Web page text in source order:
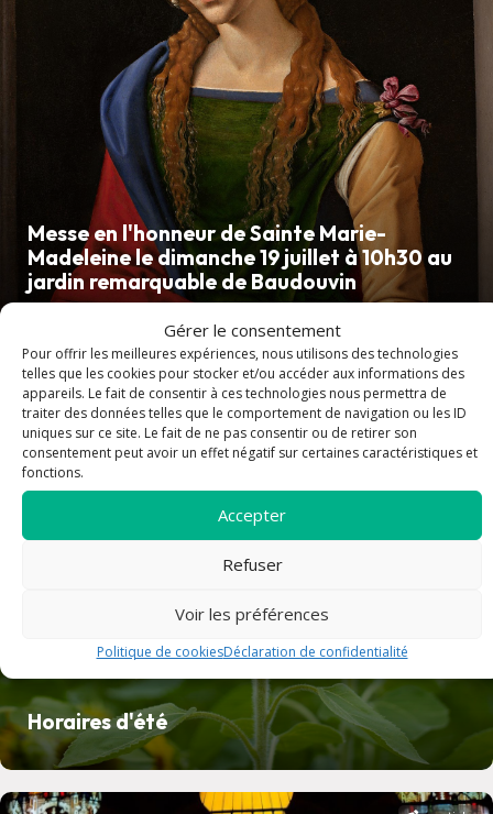
Gérer le consentement
Pour offrir les meilleures expériences, nous utilisons des technologies
telles que les cookies pour stocker et/ou accéder aux informations des
appareils. Le fait de consentir à ces technologies nous permettra de
traiter des données telles que le comportement de navigation ou les ID
uniques sur ce site. Le fait de ne pas consentir ou de retirer son
consentement peut avoir un effet négatif sur certaines caractéristiques et
fonctions.
Accepter
Refuser
Voir les préférences
Politique de cookiesDéclaration de confidentialité
Messe en l'honneur de Sainte Marie-
Madeleine le dimanche 19 juillet à 10h30 au
jardin remarquable de Baudouvin
Horaires d'été
article